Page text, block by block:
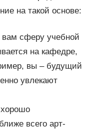
на такой основе:
сферу учебной
на кафедре,
вы – будущий
увлекают
всего арт-